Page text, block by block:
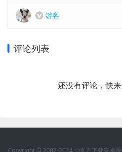
游客
评论列表
还没有评论，快
Copyright © 2002-2024 tp官方下载安卓